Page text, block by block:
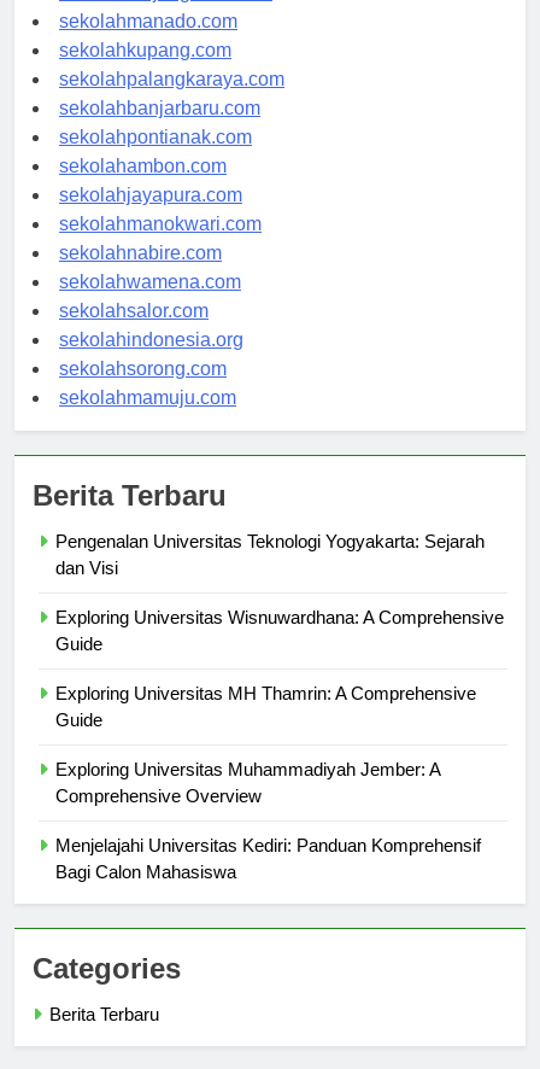
sekolahtanjungselor.com
sekolahmanado.com
sekolahkupang.com
sekolahpalangkaraya.com
sekolahbanjarbaru.com
sekolahpontianak.com
sekolahambon.com
sekolahjayapura.com
sekolahmanokwari.com
sekolahnabire.com
sekolahwamena.com
sekolahsalor.com
sekolahindonesia.org
sekolahsorong.com
Pengenalan Universitas Teknologi Yogyakarta: Sejarah
Exploring Universitas Wisnuwardhana: A Comprehensive
Exploring Universitas MH Thamrin: A Comprehensive
Exploring Universitas Muhammadiyah Jember: A
Menjelajahi Universitas Kediri: Panduan Komprehensif
Categories